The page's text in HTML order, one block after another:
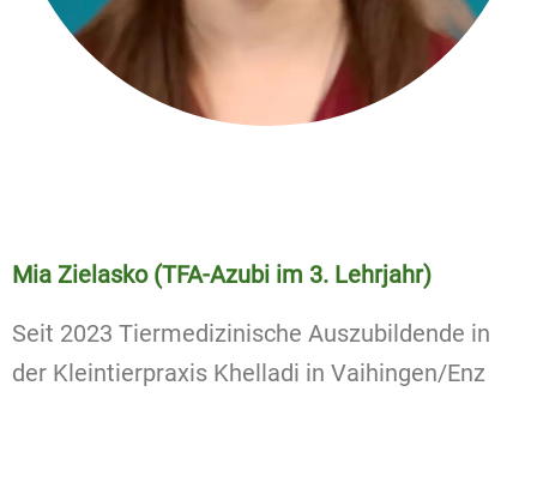
Mia Zielasko (TFA-Azubi im 3. Lehrjahr)
Seit 2023 Tiermedizinische Auszubildende in
der Kleintierpraxis Khelladi in Vaihingen/Enz